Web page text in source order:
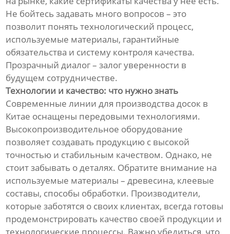
Не бойтесь задавать много вопросов – это
позволит понять технологический процесс,
используемые материалы, гарантийные
обязательства и систему контроля качества.
Прозрачный диалог – залог уверенности в
будущем сотрудничестве.
Технологии и качество: что нужно знать
Современные линии для производства досок в
Китае оснащены передовыми технологиями.
Высокопроизводительное оборудование
позволяет создавать продукцию с высокой
точностью и стабильным качеством. Однако, не
стоит забывать о деталях. Обратите внимание на
используемые материалы – древесина, клеевые
составы, способы обработки. Производители,
которые заботятся о своих клиентах, всегда готовы
продемонстрировать качество своей продукции и